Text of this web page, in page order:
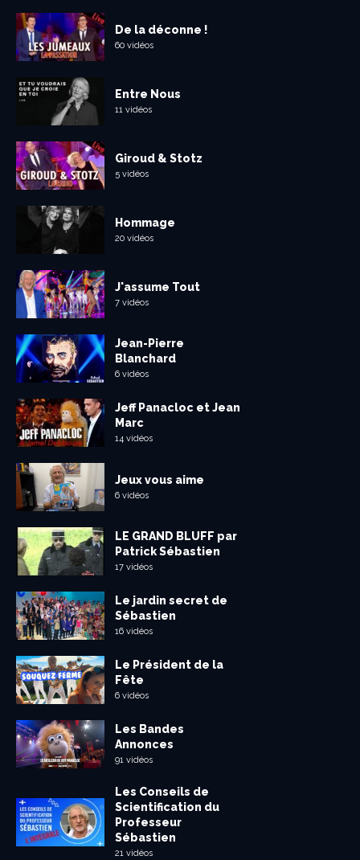
De la déconne !
60 vidéos
Entre Nous
11 vidéos
Giroud & Stotz
5 vidéos
Hommage
20 vidéos
J'assume Tout
7 vidéos
Jean-Pierre
Blanchard
6 vidéos
Jeff Panacloc et Jean
Marc
14 vidéos
Jeux vous aime
6 vidéos
LE GRAND BLUFF par
Patrick Sébastien
17 vidéos
Le jardin secret de
Sébastien
16 vidéos
Le Président de la
Fête
6 vidéos
Les Bandes
Annonces
91 vidéos
Les Conseils de
Scientification du
Professeur
Sébastien
21 vidéos